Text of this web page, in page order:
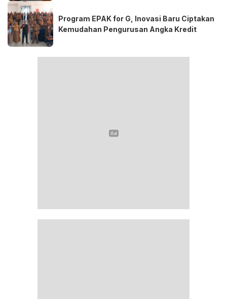
Program EPAK for G, Inovasi Baru Ciptakan
Kemudahan Pengurusan Angka Kredit